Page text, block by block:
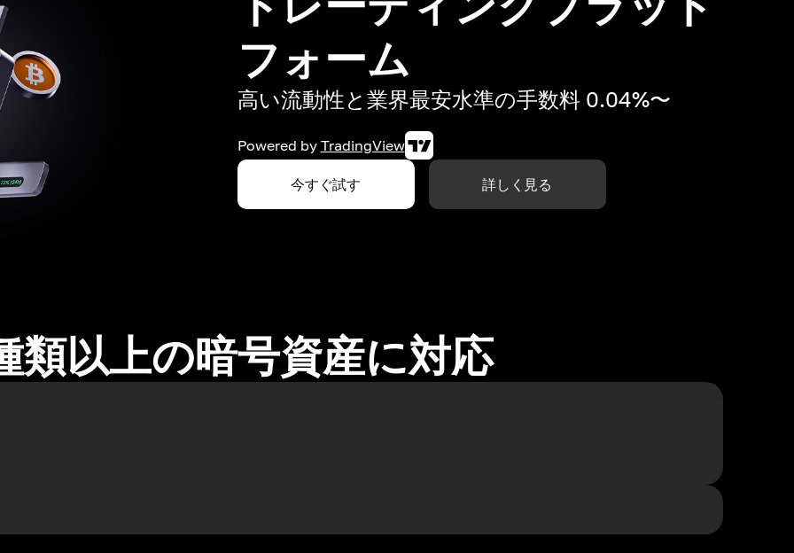
フォーム
高い流動性と業界最安水準の手数料 0.04%〜
Powered by TradingView
今すぐ試す 詳しく見る
類以上の暗号資産に対応